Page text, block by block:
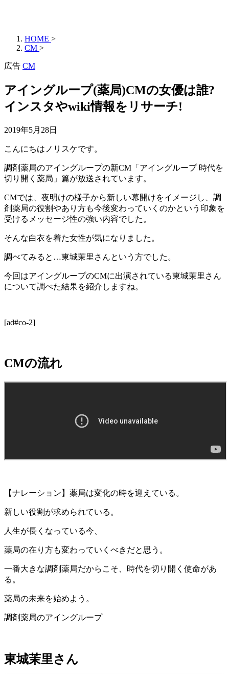
HOME >
CM >
広告 CM
アイングループ(薬局)CMの女優は誰?
インスタやwiki情報をリサーチ!
2019年5月28日
こんにちはノリスケです。
調剤薬局のアイングループの新CM「アイングループ 時代を
切り開く薬局」篇が放送されています。
CMでは、夜明けの様子から新しい幕開けをイメージし、調
剤薬局の役割やあり方も今後変わっていくのかという印象を
受けるメッセージ性の強い内容でした。
そんな白衣を着た女性が気になりました。
調べてみると…東城茉里さんという方でした。
今回はアイングループのCMに出演されている東城茉里さん
について調べた結果を紹介しますね。
[ad#co-2]
CMの流れ
【ナレーション】薬局は変化の時を迎えている。
新しい役割が求められている。
人生が長くなっている今、
薬局の在り方も変わっていくべきだと思う。
一番大きな調剤薬局だからこそ、時代を切り開く使命があ
る。
薬局の未来を始めよう。
調剤薬局のアイングループ
東城茉里さん